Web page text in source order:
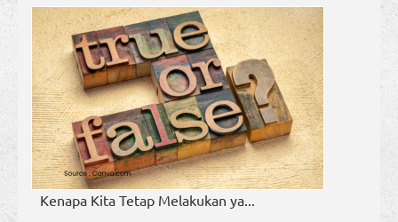
Kenapa Kita Tetap Melakukan ya...